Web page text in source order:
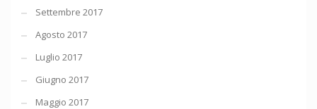
Settembre 2017
Agosto 2017
Luglio 2017
Giugno 2017
Maggio 2017